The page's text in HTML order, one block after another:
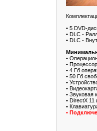
• 5 DVD-
• DLC -
• DLC -
•
•
• 4 Гб
• 50 Гб
•
•
• Звуковая
• DirectX
•
•